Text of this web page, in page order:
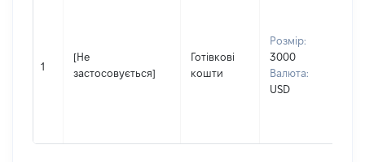
1
[Не
застосовується]
Готівкові
кошти
Розмір:
3000
Валюта:
USD